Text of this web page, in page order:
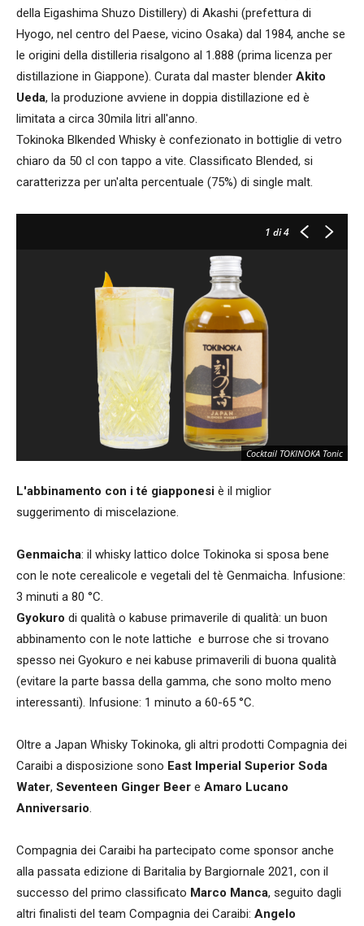
della Eigashima Shuzo Distillery) di Akashi (prefettura di
Hyogo, nel centro del Paese, vicino Osaka) dal 1984, anche se
le origini della distilleria risalgono al 1.888 (prima licenza per
distillazione in Giappone). Curata dal master blender Akito
Ueda, la produzione avviene in doppia distillazione ed è
limitata a circa 30mila litri all'anno.
Tokinoka Blkended Whisky è confezionato in bottiglie di vetro
chiaro da 50 cl con tappo a vite. Classificato Blended, si
caratterizza per un'alta percentuale (75%) di single malt.
1 di 4
Cocktail TOKINOKA Tonic
L'abbinamento con i té giapponesi è il miglior
suggerimento di miscelazione.
Genmaicha: il whisky lattico dolce Tokinoka si sposa bene
con le note cerealicole e vegetali del tè Genmaicha. Infusione:
3 minuti a 80 °C.
Gyokuro di qualità o kabuse primaverile di qualità: un buon
abbinamento con le note lattiche e burrose che si trovano
spesso nei Gyokuro e nei kabuse primaverili di buona qualità
(evitare la parte bassa della gamma, che sono molto meno
interessanti). Infusione: 1 minuto a 60-65 °C.
Oltre a Japan Whisky Tokinoka, gli altri prodotti Compagnia dei
Caraibi a disposizione sono East Imperial Superior Soda
Water, Seventeen Ginger Beer e Amaro Lucano
Anniversario.
Compagnia dei Caraibi ha partecipato come sponsor anche
alla passata edizione di Baritalia by Bargiornale 2021, con il
successo del primo classificato Marco Manca, seguito dagli
altri finalisti del team Compagnia dei Caraibi: Angelo